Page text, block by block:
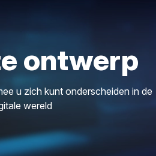
ontwerp
u zich kunt onderscheiden in de
wereld